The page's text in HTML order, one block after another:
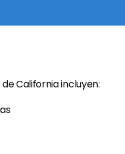
California incluyen: